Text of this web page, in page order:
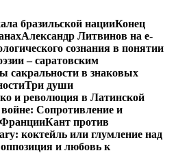
бразильской нацииКонец
Александр Литвинов на e-
сознания в понятии
– саратовским
сакральности в знаковых
Три души
и революция в Латинской
Сопротивление и
ФранцииКант против
коктейль или глумление над
и любовь к